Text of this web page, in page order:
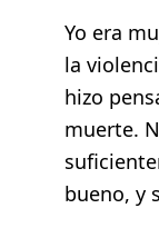
Yo era
la
hizo
muerte.
bueno, y